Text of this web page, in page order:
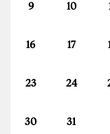
9 10
16 17
23 24
30 31